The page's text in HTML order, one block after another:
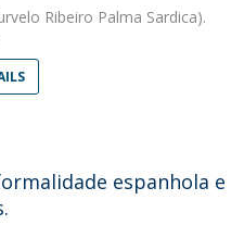
Ribeiro Palma Sardica).
espanhola e